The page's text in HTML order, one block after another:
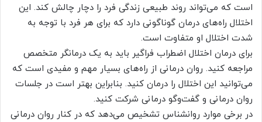
است که می‌تواند روند طبیعی زندگی فرد را دچار چالش کند. این
اختلال راه‌های درمان گوناگونی دارد که برای هر فرد با توجه به
شدت اختلال او متفاوت است.
برای درمان اختلال اضطراب فراگیر باید به یک درمانگر متخصص
مراجعه کنید. روان درمانی از راه‌های بسیار مهم و مفیدی است که
می‌توانید این اختلال را درمان کنید. بنابراین بهتر است در جلسات
روان درمانی و گفت‌وگو درمانی شرکت کنید.
در برخی موارد روانشناس تشخیص می‌دهد که در کنار روان درمانی